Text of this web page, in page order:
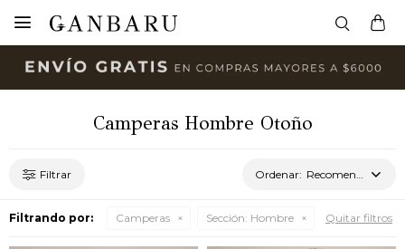

Camperas Hombre Otoño
Recomendados
Filtrando por: Camperas Sección: Hombre Quitar filtros